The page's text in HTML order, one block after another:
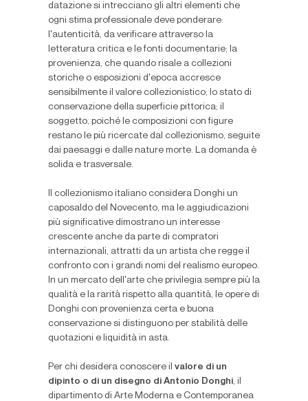
datazione si intrecciano gli altri elementi che
ogni stima professionale deve ponderare:
l'autenticità, da verificare attraverso la
letteratura critica e le fonti documentarie; la
provenienza, che quando risale a collezioni
storiche o esposizioni d'epoca accresce
sensibilmente il valore collezionistico; lo stato di
conservazione della superficie pittorica; il
soggetto, poiché le composizioni con figure
restano le più ricercate dal collezionismo, seguite
dai paesaggi e dalle nature morte. La domanda è
solida e trasversale.
Il collezionismo italiano considera Donghi un
caposaldo del Novecento, ma le aggiudicazioni
più significative dimostrano un interesse
crescente anche da parte di compratori
internazionali, attratti da un artista che regge il
confronto con i grandi nomi del realismo europeo.
In un mercato dell'arte che privilegia sempre più la
qualità e la rarità rispetto alla quantità, le opere di
Donghi con provenienza certa e buona
conservazione si distinguono per stabilità delle
quotazioni e liquidità in asta.
Per chi desidera conoscere il valore di un
dipinto o di un disegno di Antonio Donghi, il
dipartimento di Arte Moderna e Contemporanea